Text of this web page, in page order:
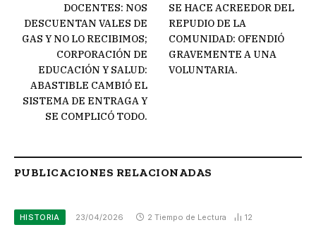
DOCENTES: NOS
DESCUENTAN VALES DE
GAS Y NO LO RECIBIMOS;
CORPORACIÓN DE
EDUCACIÓN Y SALUD:
ABASTIBLE CAMBIÓ EL
SISTEMA DE ENTRAGA Y
SE COMPLICÓ TODO.
SE HACE ACREEDOR DEL
REPUDIO DE LA
COMUNIDAD: OFENDIÓ
GRAVEMENTE A UNA
VOLUNTARIA.
PUBLICACIONES RELACIONADAS
HISTORIA 23/04/2026 2 Tiempo de Lectura 12